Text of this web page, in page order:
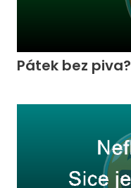
Pátek bez piva?